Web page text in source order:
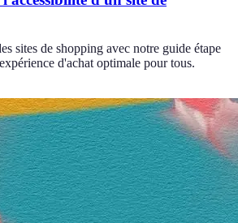
sites de shopping avec notre guide étape
d'achat optimale pour tous.